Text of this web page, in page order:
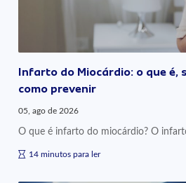
Infarto do Miocárdio: o que é,
como prevenir
05, ago de 2026
O que é infarto do miocárdio? O
14 minutos para ler